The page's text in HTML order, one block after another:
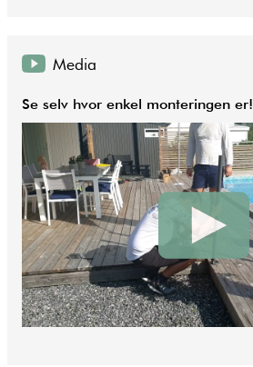
Media
Se selv hvor enkel monteringen er!